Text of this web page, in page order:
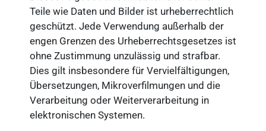
Teile wie Daten und Bilder ist urheberrechtlich
geschützt. Jede Verwendung außerhalb der
engen Grenzen des Urheberrechtsgesetzes ist
ohne Zustimmung unzulässig und strafbar.
Dies gilt insbesondere für Vervielfältigungen,
Übersetzungen, Mikroverfilmungen und die
Verarbeitung oder Weiterverarbeitung in
elektronischen Systemen.